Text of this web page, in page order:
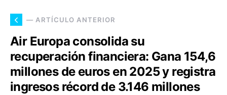
— ARTÍCULO ANTERIOR
Air Europa consolida su
recuperación financiera: Gana 154,6
millones de euros en 2025 y registra
ingresos récord de 3.146 millones